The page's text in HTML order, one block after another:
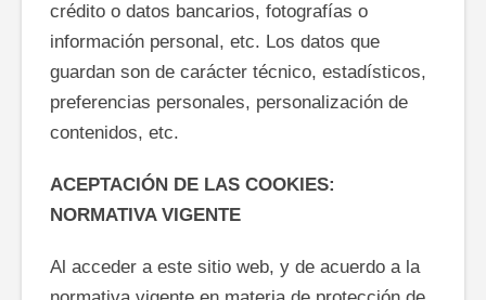
crédito o datos bancarios, fotografías o
información personal, etc. Los datos que
guardan son de carácter técnico, estadísticos,
preferencias personales, personalización de
contenidos, etc.
ACEPTACIÓN DE LAS COOKIES:
NORMATIVA VIGENTE
Al acceder a este sitio web, y de acuerdo a la